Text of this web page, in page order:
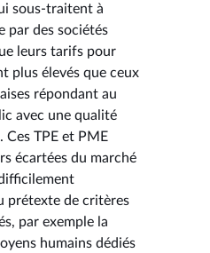
sous-traitent à
par des sociétés
leurs tarifs pour
plus élevés que ceux
répondant au
avec une qualité
TPE et PME
écartées du marché
prétexte de critères
par exemple la
humains dédiés